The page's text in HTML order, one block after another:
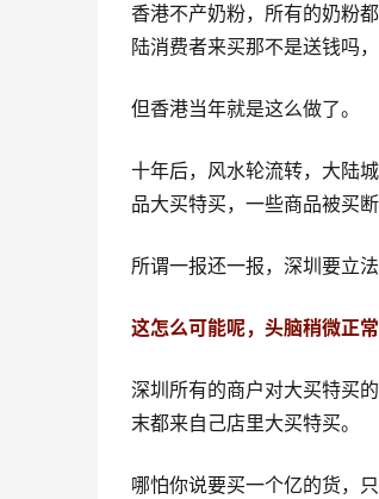
香港不产奶粉，所有的奶粉
陆消费者来买那不是送钱吗
但香港当年就是这么做了。
十年后，风水轮流转，大陆
品大买特买，一些商品被买断
所谓一报还一报，深圳要立
这怎么可能呢，头脑稍微正
深圳所有的商户对大买特买
末都来自己店里大买特买。
哪怕你说要买一个亿的货，